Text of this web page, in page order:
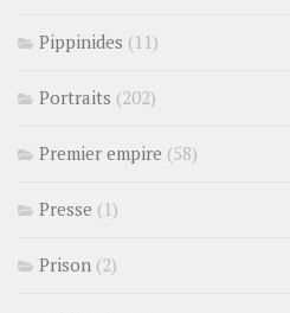
Pippinides (11)
Portraits (202)
Premier empire (58)
Presse (1)
Prison (2)